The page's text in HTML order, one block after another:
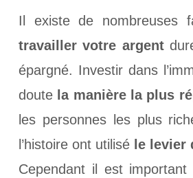
Il existe de nombreuses
travailler votre argent
épargné. Investir dans
doute la manière la plus
les personnes les plus
l’histoire ont utilisé le levier
Cependant il est important